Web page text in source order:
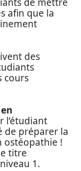
de mettre
afin que la
des
cours
l’étudiant
de préparer la
ostéopathie !
titre
1.